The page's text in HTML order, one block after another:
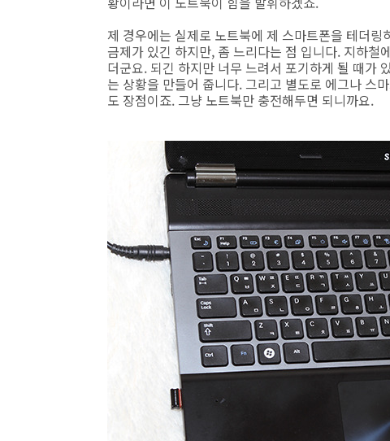
제 경우에는 실제로 노트북에 제 스마트폰을 테더
금제가 있긴 하지만, 좀 느리다는 점 입니다. 지하철
더군요. 되긴 하지만 너무 느려서 포기하게 될 때가
는 상황을 만들어 줍니다. 그리고 별도로 에그나 스
도 장점이죠. 그냥 노트북만 충전해두면 되니까요.